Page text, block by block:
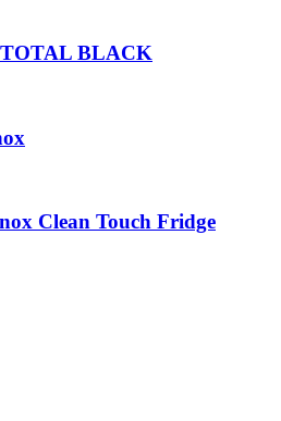
BLACK
Clean Touch Fridge